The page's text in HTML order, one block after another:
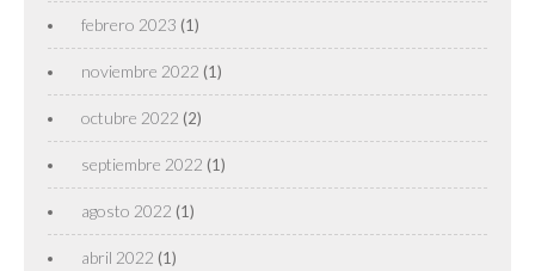
febrero 2023 (1)
noviembre 2022 (1)
octubre 2022 (2)
septiembre 2022 (1)
agosto 2022 (1)
abril 2022 (1)